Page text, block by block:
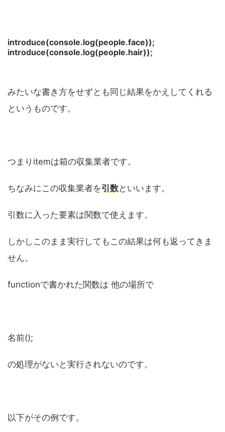
introduce(console.log(people.face));
introduce(console.log(people.hair));
みたいな書き方をせずとも同じ結果をかえしてくれる
というものです。
つまりitemは箱の収集業者です。
ちなみにこの収集業者を引数といいます。
引数に入った要素は関数で使えます。
しかしこのまま実行してもこの結果は何も返ってきま
せん。
functionで書かれた関数は 他の場所で
名前();
の処理がないと実行されないのです。
以下がその例です。